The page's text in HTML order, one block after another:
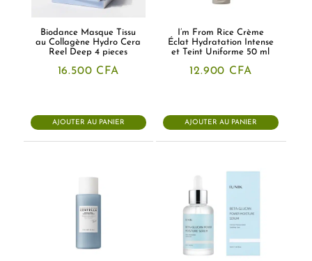
Biodance Masque Tissu
au Collagène Hydro Cera
Reel Deep 4 pieces
16.500 CFA
AJOUTER AU PANIER
I’m From Rice Crème
Éclat Hydratation Intense
et Teint Uniforme 50 ml
12.900 CFA
AJOUTER AU PANIER